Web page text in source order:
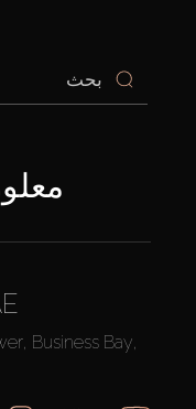
Business Bay,